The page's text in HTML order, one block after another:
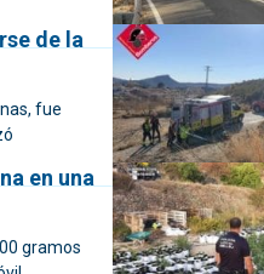
de la
fue
en una
gramos